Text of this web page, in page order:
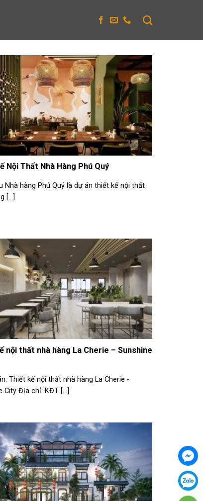
Nội Thất Nhà Hàng Phú Quý
Nhà hàng Phú Quý là dự án thiết kế nội thất
[...]
nội thất nhà hàng La Cherie – Sunshine
Thiết kế nội thất nhà hàng La Cherie -
City Địa chỉ: KĐT [...]